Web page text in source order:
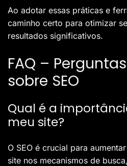
Ao adotar essas práticas e
caminho certo para otimizar
resultados significativos.
FAQ –
sobre SEO
Qual é a
meu site?
O SEO é crucial para
site nos mecanismos de